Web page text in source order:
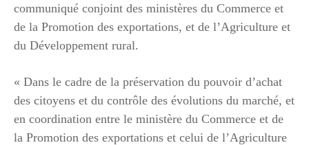
communiqué conjoint des ministères du Commerce et
de la Promotion des exportations, et de l’Agriculture et
du Développement rural.
« Dans le cadre de la préservation du pouvoir d’achat
des citoyens et du contrôle des évolutions du marché, et
en coordination entre le ministère du Commerce et de
la Promotion des exportations et celui de l’Agriculture